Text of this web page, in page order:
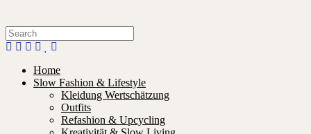
Home
Slow Fashion & Lifestyle
Kleidung Wertschätzung
Outfits
Refashion & Upcycling